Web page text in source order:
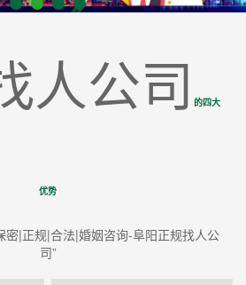
人公司 的四大
优势
密|正规|合法|婚姻咨询-阜阳正规找人公
司”